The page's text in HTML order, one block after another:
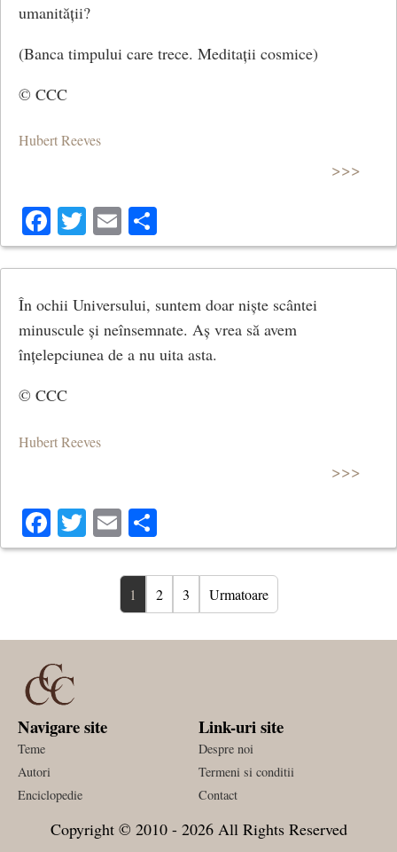
umanității?
(Banca timpului care trece. Meditații cosmice)
© CCC
Hubert Reeves
>>>
Facebook
Twitter
Email
În ochii Universului, suntem doar niște scântei
minuscule și neînsemnate. Aș vrea să avem
înțelepciunea de a nu uita asta.
© CCC
Hubert Reeves
>>>
Facebook
Twitter
Email
1 2 3 Urmatoare
Navigare site
Teme
Autori
Enciclopedie
Link-uri site
Despre noi
Termeni si conditii
Contact
Copyright © 2010 - 2026 All Rights Reserved